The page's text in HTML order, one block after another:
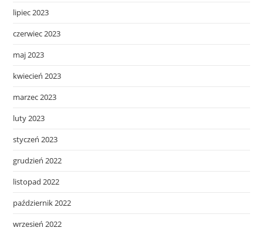
lipiec 2023
czerwiec 2023
maj 2023
kwiecień 2023
marzec 2023
luty 2023
styczeń 2023
grudzień 2022
listopad 2022
październik 2022
wrzesień 2022